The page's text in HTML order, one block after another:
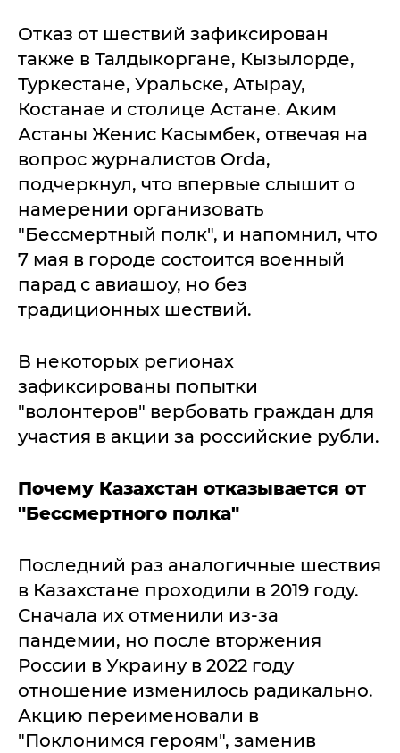
Отказ от шествий зафиксирован
также в Талдыкоргане, Кызылорде,
Туркестане, Уральске, Атырау,
Костанае и столице Астане. Аким
Астаны Женис Касымбек, отвечая на
вопрос журналистов Orda,
подчеркнул, что впервые слышит о
намерении организовать
"Бессмертный полк", и напомнил, что
7 мая в городе состоится военный
парад с авиашоу, но без
традиционных шествий.
В некоторых регионах
зафиксированы попытки
"волонтеров" вербовать граждан для
участия в акции за российские рубли.
Почему Казахстан отказывается от
"Бессмертного полка"
Последний раз аналогичные шествия
в Казахстане проходили в 2019 году.
Сначала их отменили из-за
пандемии, но после вторжения
России в Украину в 2022 году
отношение изменилось радикально.
Акцию переименовали в
"Поклонимся героям", заменив